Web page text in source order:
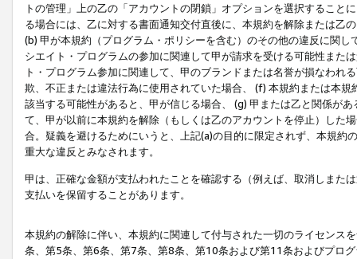
トの管理」上の乙の「アカウントの閉鎖」オプションを選択するこ
る場合には、乙に対する書面通知交付直後に、本規約を解除または乙
(b) 甲が本規約（プログラム・ポリシーを含む）のその他の違反に関
シエイト・プログラムの参加に関連して甲が請求を受ける可能性また
ト・プログラム参加に関連して、甲のブランドまたは名誉が損なわれ
欺、不正または違法行為に使用されていた場合、 (f) 本規約または本
該当する可能性があると、甲が信じる場合、 (g) 甲または乙と関係が
て、甲が以前に本規約を解除（もしくは乙のアカウントを停止）した
合。疑義を避けるためにいうと、上記(a)の目的に限定されず、本規
重大な違反とみなされます。
甲は、正確な金額が支払われたことを確認する（例えば、取消しまた
支払いを保留することがあります。
本規約の解除に伴い、本規約に関連して付与された一切のライセンス
条、第5条、第6条、第7条、第8条、第10条および第11条およびプロ